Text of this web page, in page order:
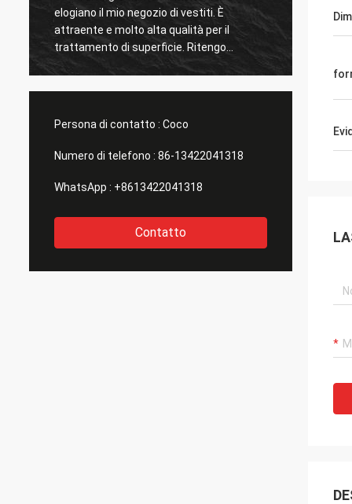
Gli espositori della finestra del negozio di
Natale sono arrivato. Dopo l'installazione,
vi invieremo le immagini. Molte grazie.
Persona di contatto : Coco
Numero di telefono : 86-13422041318
WhatsApp : +8613422041318
Contatto